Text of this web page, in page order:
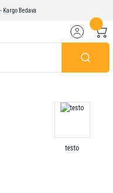
Bedava
testo